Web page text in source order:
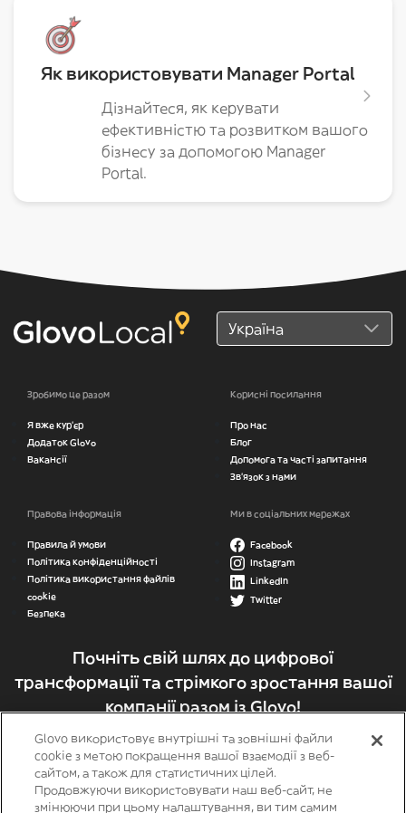
Як використовувати Manager Portal
Дізнайтеся, як керувати
ефективністю та розвитком вашого
бізнесу за допомогою Manager
Portal.
Зробимо це разом
Я вже кур'єр
Додаток Glovo
Вакансії
Корисні посилання
Про нас
Блог
Допомога та часті запитання
Зв’язок з нами
Правова інформація
Правила й умови
Політика конфіденційності
Політика використання файлів
cookie
Безпека
Ми в соціальних мережах
Facebook
Instagram
LinkedIn
Twitter
Почніть свій шлях до цифрової
трансформації та стрімкого зростання вашої
компанії разом із Glovo!
Стати партнером
Glovo використовує внутрішні та зовнішні файли
cookie з метою покращення вашої взаємодії з веб-
сайтом, а також для статистичних цілей.
Продовжуючи використовувати наш веб-сайт, не
змінюючи при цьому налаштування, ви тим самим